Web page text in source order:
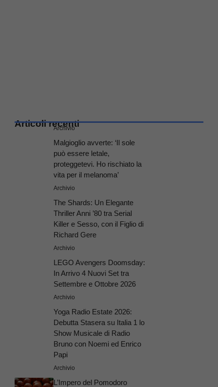
Articoli recenti
Archivio
Malgioglio avverte: ‘Il sole
può essere letale,
proteggetevi. Ho rischiato la
vita per il melanoma’
Archivio
The Shards: Un Elegante
Thriller Anni ’80 tra Serial
Killer e Sesso, con il Figlio di
Richard Gere
Archivio
LEGO Avengers Doomsday:
In Arrivo 4 Nuovi Set tra
Settembre e Ottobre 2026
Archivio
Yoga Radio Estate 2026:
Debutta Stasera su Italia 1 lo
Show Musicale di Radio
Bruno con Noemi ed Enrico
Papi
Archivio
L’Impero del Pomodoro